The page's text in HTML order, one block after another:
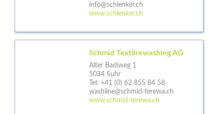
info@schlenker.ch
www.schlenker.ch
Schmid Textilrewashing AG
Alter Badiweg 1
5034 Suhr
Tel: +41 (0) 62 855 84 58
washline@schmid-terewa.ch
www.schmid-terewa.ch